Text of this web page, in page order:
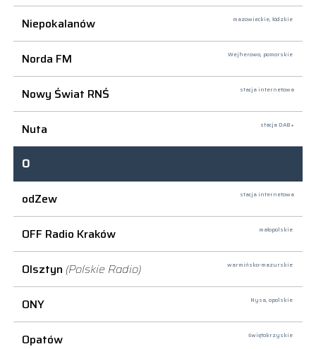
Niepokalanów mazowieckie, łódzkie
Norda FM Wejherowo, pomorskie
Nowy Świat RNŚ stacja internetowa
Nuta stacja DAB+
O
odZew
stacja internetowa
OFF Radio Kraków małopolskie
Olsztyn (Polskie Radio) warmińsko-mazurskie
ONY Nysa, opolskie
Opatów świętokrzyskie